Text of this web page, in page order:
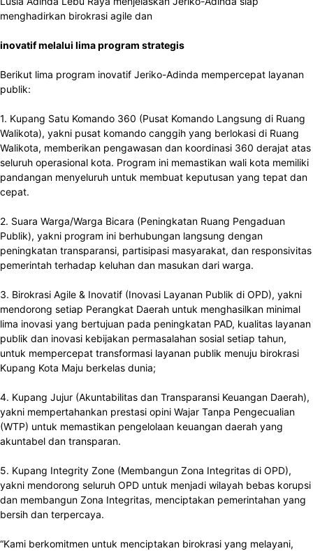
menghadirkan birokrasi agile dan
inovatif melalui lima program strategis
Berikut lima program inovatif Jeriko-Adinda mempercepat layanan
publik:
1. Kupang Satu Komando 360 (Pusat Komando Langsung di Ruang
Walikota), yakni pusat komando canggih yang berlokasi di Ruang
Walikota, memberikan pengawasan dan koordinasi 360 derajat atas
seluruh operasional kota. Program ini memastikan wali kota memiliki
pandangan menyeluruh untuk membuat keputusan yang tepat dan
cepat.
2. Suara Warga/Warga Bicara (Peningkatan Ruang Pengaduan
Publik), yakni program ini berhubungan langsung dengan
peningkatan transparansi, partisipasi masyarakat, dan responsivitas
pemerintah terhadap keluhan dan masukan dari warga.
3. Birokrasi Agile & Inovatif (Inovasi Layanan Publik di OPD), yakni
mendorong setiap Perangkat Daerah untuk menghasilkan minimal
lima inovasi yang bertujuan pada peningkatan PAD, kualitas layanan
publik dan inovasi kebijakan permasalahan sosial setiap tahun,
untuk mempercepat transformasi layanan publik menuju birokrasi
Kupang Kota Maju berkelas dunia;
4. Kupang Jujur (Akuntabilitas dan Transparansi Keuangan Daerah),
yakni mempertahankan prestasi opini Wajar Tanpa Pengecualian
(WTP) untuk memastikan pengelolaan keuangan daerah yang
akuntabel dan transparan.
5. Kupang Integrity Zone (Membangun Zona Integritas di OPD),
yakni mendorong seluruh OPD untuk menjadi wilayah bebas korupsi
dan membangun Zona Integritas, menciptakan pemerintahan yang
bersih dan terpercaya.
“Kami berkomitmen untuk menciptakan birokrasi yang melayani,